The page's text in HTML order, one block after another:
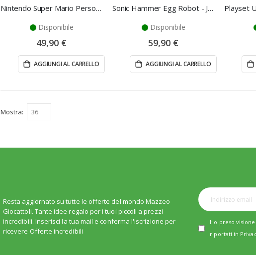
Nintendo Super Mario Personaggio - Jakks Pacific
Disponibile
49,90 €
AGGIUNGI AL CARRELLO
Sonic Hammer Egg Robot - Jakks Pacific
Disponibile
59,90 €
AGGIUNGI AL CARRELLO
Mostra
Resta aggiornato su tutte le offerte del mondo Mazzeo
Giocattoli. Tante idee regalo per i tuoi piccoli a prezzi
incredibili. Inserisci la tua mail e conferma l'iscrizione per
ricevere Offerte incredibili
Ho preso
riportati in